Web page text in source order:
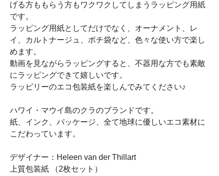
げる方ももらう方もワクワクしてしまうラッピング用紙
です。
ラッピング用紙としてだけでなく、オーナメント、レ
イ、カルトナージュ、ポチ袋など、色々な使い方で楽し
めます。
動画を見ながらラッピングすると、不器用な方でも素敵
にラッピングできて嬉しいです。
ラッピリーのエコ包装紙を楽しんでみてください♪
ハワイ・マウイ島のクラのブランドです。
紙、インク、パッケージ、全て地球に優しいエコ素材に
こだわっています。
デザイナー：Heleen van der Thillart
上質包装紙 （2枚セット）